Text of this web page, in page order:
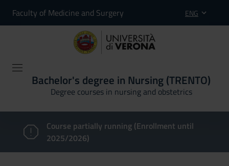
Faculty of Medicine and Surgery ENG
Bachelor's degree in Nursing (TRENTO)
Degree courses in nursing and obstetrics
Course partially running (Enrollment until
2025/2026)